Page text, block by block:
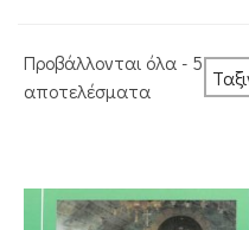
Προβάλλονται όλα - 5
αποτελέσματαSorted